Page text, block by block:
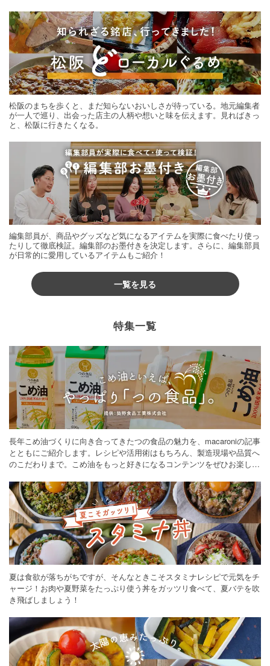
松阪のまちを歩くと、まだ知らないおいしさが待っている。地元編集者
が一人で巡り、出会った店主の人柄や想いと味を伝えます。見ればきっ
と、松阪に行きたくなる。
編集部員が、商品やグッズなど気になるアイテムを実際に食べたり使っ
たりして徹底検証。編集部のお墨付きを決定します。さらに、編集部員
が日常的に愛用しているアイテムもご紹介！
一覧を見る
特集一覧
長年こめ油づくりに向き合ってきたつの食品の魅力を、macaroniの記事
とともにご紹介します。レシピや活用術はもちろん、製造現場や品質へ
のこだわりまで。こめ油をもっと好きになるコンテンツをぜひお楽しみ
夏は食欲が落ちがちですが、そんなときこそスタミナレシピで元気をチ
ャージ！お肉や夏野菜をたっぷり使う丼をガッツリ食べて、夏バテを吹
き飛ばしましょう！